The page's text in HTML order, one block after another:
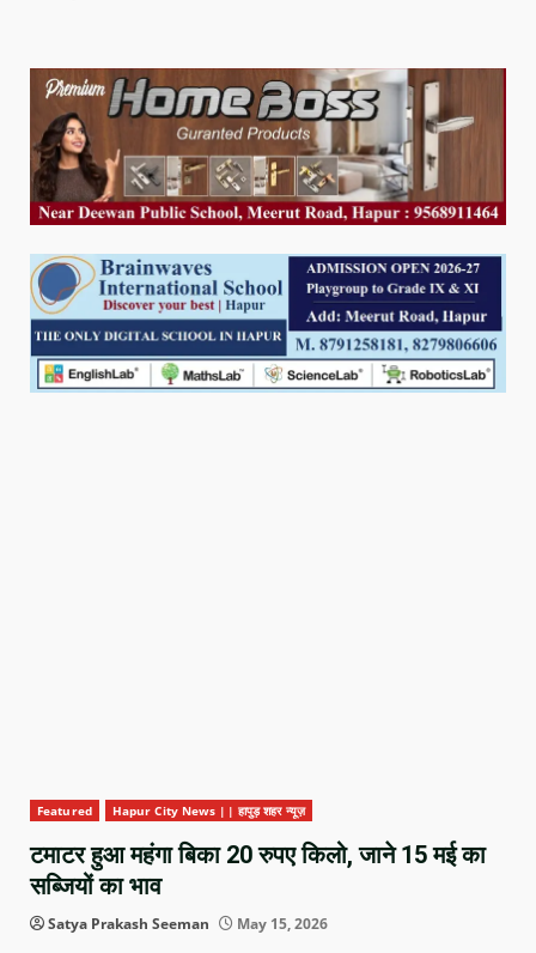
Featured Hapur City News || हापुड़ शहर न्यूज़
टमाटर हुआ महंगा बिका 20 रुपए किलो, जाने 15 मई का
सब्जियों का भाव
Satya Prakash Seeman May 15, 2026